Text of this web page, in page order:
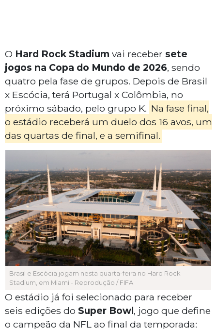
O Hard Rock Stadium vai receber sete
jogos na Copa do Mundo de 2026, sendo
quatro pela fase de grupos. Depois de Brasil
x Escócia, terá Portugal x Colômbia, no
próximo sábado, pelo grupo K. Na fase final,
o estádio receberá um duelo dos 16 avos, um
das quartas de final, e a semifinal.
Brasil e Escócia jogam nesta quarta-feira no Hard Rock
Stadium, em Miami - Reprodução / FIFA
O estádio já foi selecionado para receber
seis edições do Super Bowl, jogo que define
o campeão da NFL ao final da temporada: